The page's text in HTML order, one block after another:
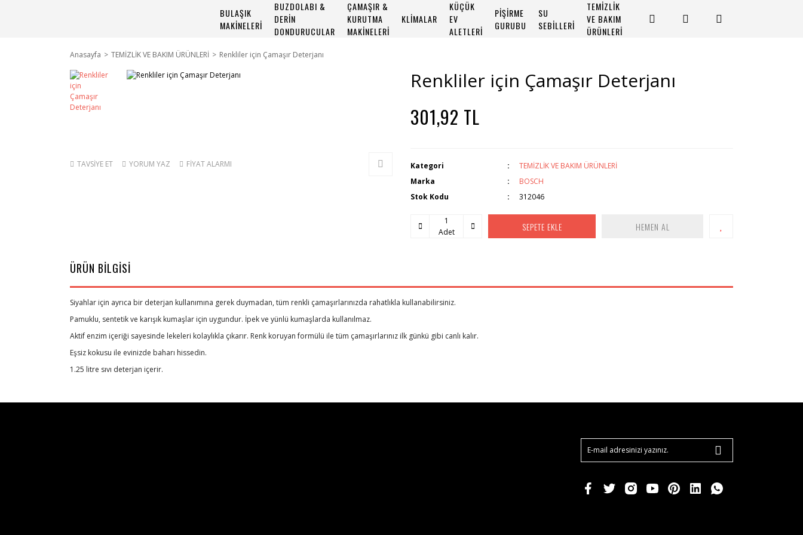
BULAŞIK
MAKİNELERİ
BUZDOLABI &
DERİN
DONDURUCULAR
ÇAMAŞIR &
KURUTMA
MAKİNELERİ
KLİMALAR
KÜÇÜK
EV
ALETLERİ
PİŞİRME
GURUBU
SU
SEBİLLERİ
TEMİZLİK
VE BAKIM
ÜRÜNLERİ
Anasayfa TEMİZLİK VE BAKIM ÜRÜNLERİ Renkliler için Çamaşır Deterjanı
TAVSİYE ET YORUM YAZ FİYAT ALARMI
Renkliler için Çamaşır Deterjanı
301,92 TL
Kategori
TEMİZLİK VE BAKIM ÜRÜNLERİ
Marka
BOSCH
Stok Kodu
312046
Adet SEPETE EKLE HEMEN AL
ÜRÜN BİLGİSİ
Siyahlar için ayrıca bir deterjan kullanımına gerek duymadan, tüm renkli çamaşırlarınızda rahatlıkla kullanabilirsiniz.
Pamuklu, sentetik ve karışık kumaşlar için uygundur. İpek ve yünlü kumaşlarda kullanılmaz.
Aktif enzim içeriği sayesinde lekeleri kolaylıkla çıkarır. Renk koruyan formülü ile tüm çamaşırlarınız ilk günkü gibi canlı kalır.
Eşsiz kokusu ile evinizde baharı hissedin.
1.25 litre sıvı deterjan içerir.